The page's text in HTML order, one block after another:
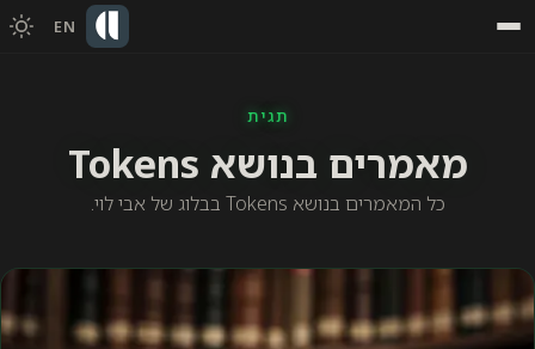
EN
תגית
מאמרים בנושא Tokens
כל המאמרים בנושא Tokens בבלוג של אבי לוי.